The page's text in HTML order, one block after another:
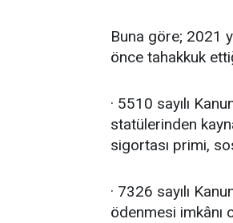
Buna göre; 2021
önce tahakkuk
· 5510 sayılı
statülerinden
sigortası primi,
· 7326 sayılı
ödenmesi imkânı